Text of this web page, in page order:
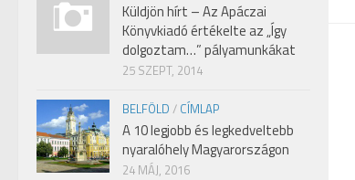
Küldjön hírt – Az Apáczai
Könyvkiadó értékelte az „Így
dolgoztam…” pályamunkákat
25 SZEPT, 2014
BELFÖLD / CÍMLAP
A 10 legjobb és legkedveltebb
nyaralóhely Magyarországon
24 MÁJ, 2016